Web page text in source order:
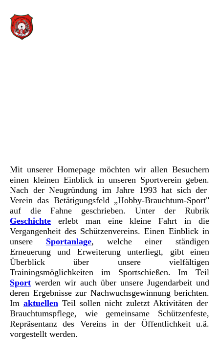
Mit unserer Homepage möchten wir allen Besuchern
einen kleinen Einblick in unseren Sportverein geben.
Nach der Neugründung im Jahre 1993 hat sich der
Verein das Betätigungsfeld „Hobby-Brauchtum-Sport"
auf die Fahne geschrieben. Unter der Rubrik
Geschichte erlebt man eine kleine Fahrt in die
Vergangenheit des Schützenvereins. Einen Einblick in
unsere Sportanlage, welche einer ständigen
Erneuerung und Erweiterung unterliegt, gibt einen
Überblick über unsere vielfältigen
Trainingsmöglichkeiten im Sportschießen. Im Teil
Sport werden wir auch über unsere Jugendarbeit und
deren Ergebnisse zur Nachwuchsgewinnung berichten.
Im aktuellen Teil sollen nicht zuletzt Aktivitäten der
Brauchtumspflege, wie gemeinsame Schützenfeste,
Repräsentanz des Vereins in der Öffentlichkeit u.ä.
vorgestellt werden.